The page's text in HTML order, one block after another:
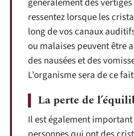
ressentez lorsque les
long de vos canaux
ou malaises peuvent être
des nausées et des
L’organisme sera de ce
La perte de
Il est également